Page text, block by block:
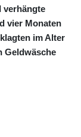
verhängte
vier Monaten
im Alter
Geldwäsche